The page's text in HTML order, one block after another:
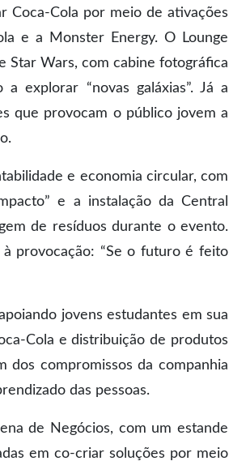
Coca-Cola por meio de ativações
e a Monster Energy. O Lounge
Star Wars, com cabine fotográfica
explorar “novas galáxias”. Já a
que provocam o público jovem a
e economia circular, com
e a instalação da Central
de resíduos durante o evento.
provocação: “Se o futuro é feito
jovens estudantes em sua
Cola e distribuição de produtos
dos compromissos da companhia
das pessoas.
de Negócios, com um estande
em co-criar soluções por meio